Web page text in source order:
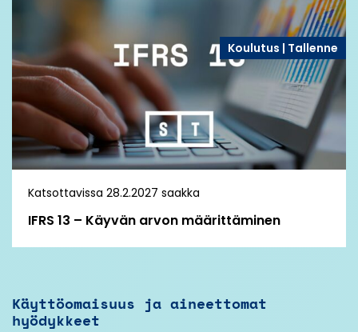
Koulutus | Tallenne
Katsottavissa 28.2.2027 saakka
IFRS 13 – Käyvän arvon määrittäminen
Käyttöomaisuus ja aineettomat
hyödykkeet